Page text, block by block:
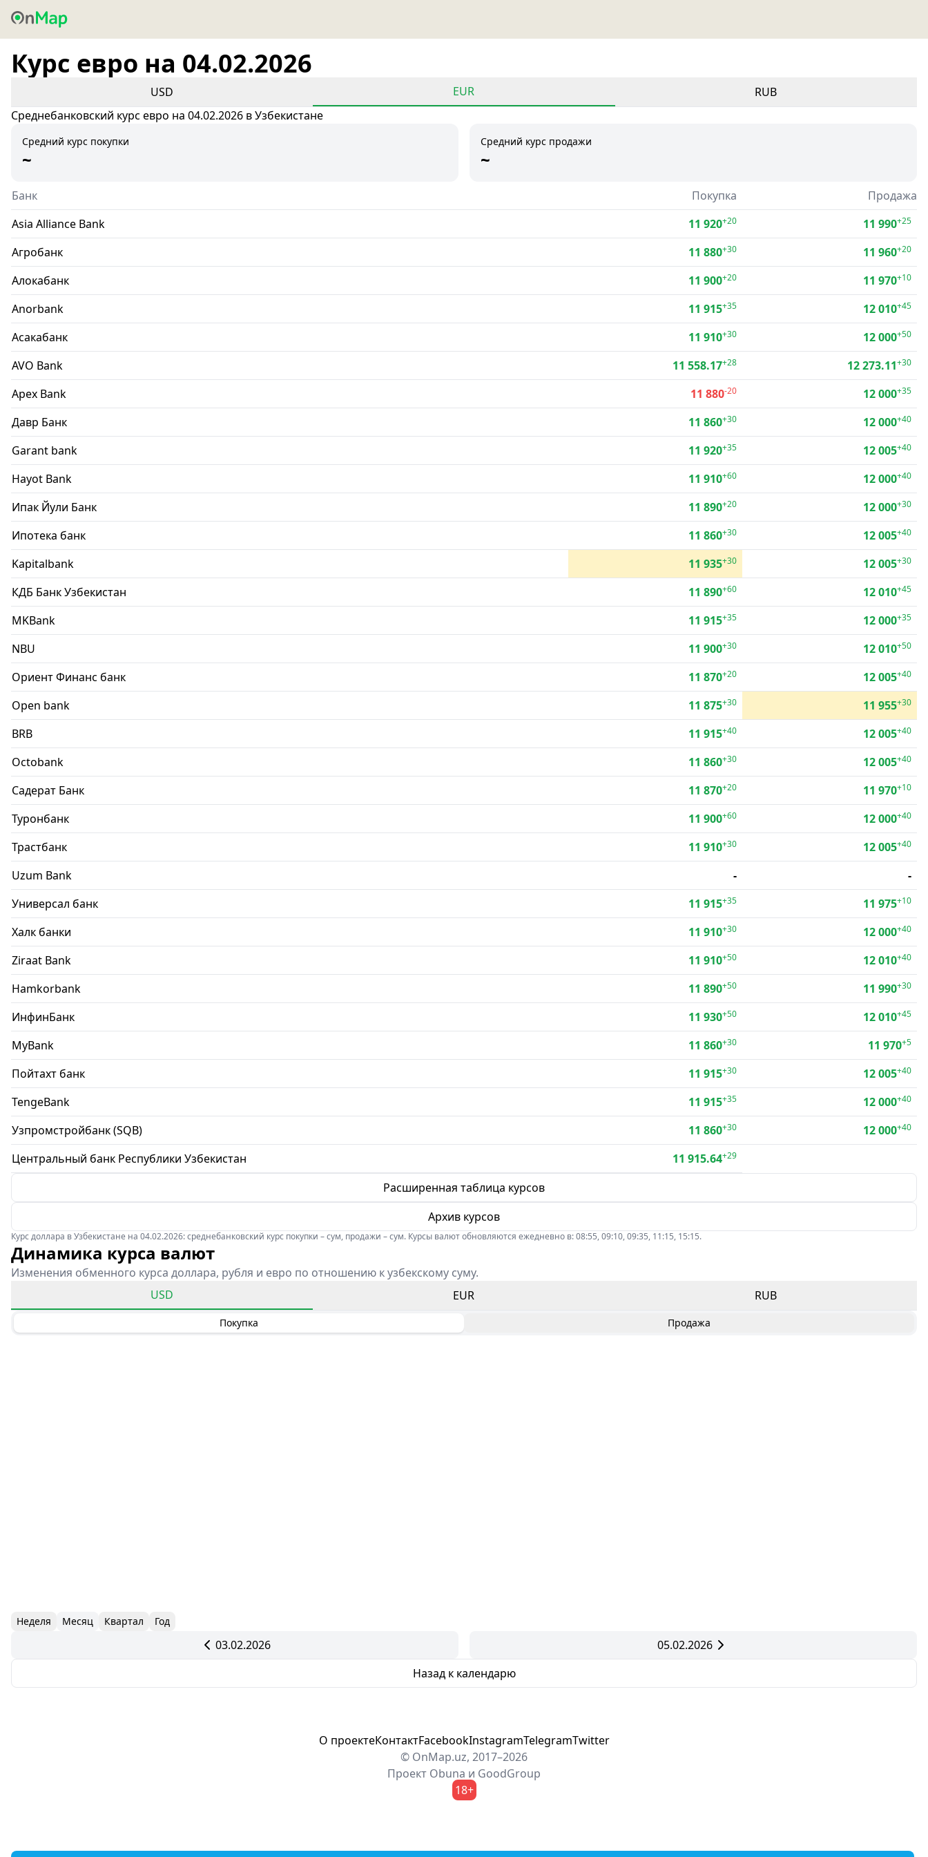
Курс евро на 04.02.2026
USD EUR
RUB
Среднебанковский курс евро на 04.02.2026 в Узбекистане
Средний курс покупки
~
Средний курс продажи
~
Банк Покупка
Продажа
Asia Alliance Bank
11 920+20 11 990+25
Агробанк 11 880+30 11 960+20
Алокабанк 11 900+20 11 970+10
Anorbank 11 915+35 12 010+45
Асакабанк 11 910+30 12 000+50
AVO Bank 11 558.17+28 12 273.11+30
Apex Bank 11 880-20 12 000+35
Давр Банк 11 860+30 12 000+40
Garant bank 11 920+35 12 005+40
Hayot Bank 11 910+60 12 000+40
Ипак Йули Банк 11 890+20 12 000+30
Ипотека банк 11 860+30 12 005+40
Kapitalbank 11 935+30 12 005+30
КДБ Банк Узбекистан 11 890+60 12 010+45
MKBank 11 915+35 12 000+35
NBU 11 900+30 12 010+50
Ориент Финанс банк 11 870+20 12 005+40
Open bank 11 875+30 11 955+30
BRB 11 915+40 12 005+40
Octobank 11 860+30 12 005+40
Садерат Банк 11 870+20 11 970+10
Туронбанк 11 900+60 12 000+40
Трастбанк 11 910+30 12 005+40
Uzum Bank -
-
Универсал банк
11 915+35 11 975+10
Халк банки 11 910+30 12 000+40
Ziraat Bank 11 910+50 12 010+40
Hamkorbank 11 890+50 11 990+30
ИнфинБанк 11 930+50 12 010+45
MyBank 11 860+30 11 970+5
Пойтахт банк 11 915+30 12 005+40
TengeBank 11 915+35 12 000+40
Узпромстройбанк (SQB) 11 860+30 12 000+40
Центральный банк Республики Узбекистан 11 915.64+29
Расширенная таблица курсов
Архив курсов
Курс доллара в Узбекистане на 04.02.2026: среднебанковский курс покупки – сум, продажи – сум. Курсы валют обновляются ежедневно в: 08:55, 09:10, 09:35, 11:15, 15:15.
Динамика курса валют
Изменения обменного курса доллара, рубля и евро по отношению к узбекскому суму.
USD
EUR RUB
Покупка Продажа
Неделя Месяц Квартал Год
03.02.2026
05.02.2026
Назад к календарю
О проектеКонтактFacebookInstagramTelegramTwitter
© OnMap.uz, 2017–2026
Проект Obuna и GoodGroup
18+